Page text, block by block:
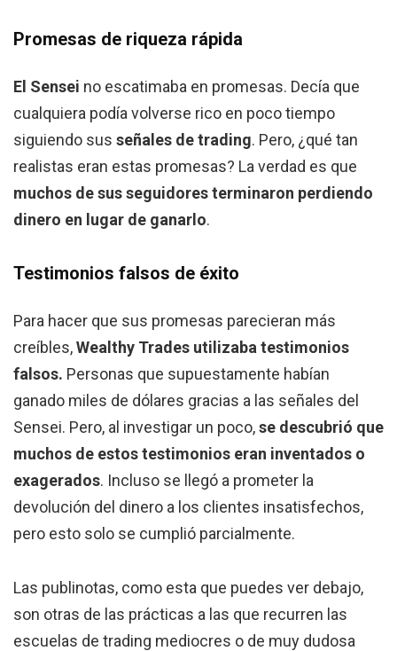
Promesas de riqueza rápida
El Sensei no escatimaba en promesas. Decía que
cualquiera podía volverse rico en poco tiempo
siguiendo sus señales de trading. Pero, ¿qué tan
realistas eran estas promesas? La verdad es que
muchos de sus seguidores terminaron perdiendo
dinero en lugar de ganarlo.
Testimonios falsos de éxito
Para hacer que sus promesas parecieran más
creíbles,Wealthy Trades utilizaba testimonios
falsos. Personas que supuestamente habían
ganado miles de dólares gracias a las señales del
Sensei. Pero, al investigar un poco,se descubrió que
muchos de estos testimonios eran inventados o
exagerados. Incluso se llegó a prometer la
devolución del dinero a los clientes insatisfechos,
pero esto solo se cumplió parcialmente.
Las publinotas, como esta que puedes ver debajo,
son otras de las prácticas a las que recurren las
escuelas de trading mediocres o de muy dudosa